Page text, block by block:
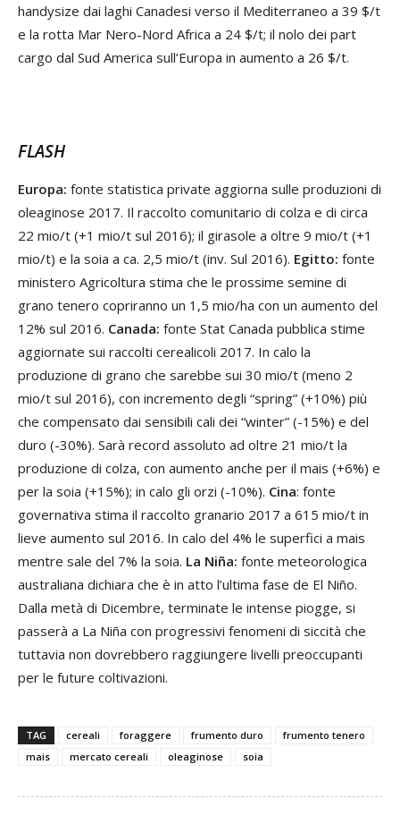
handysize dai laghi Canadesi verso il Mediterraneo a 39 $/t
e la rotta Mar Nero-Nord Africa a 24 $/t; il nolo dei part
cargo dal Sud America sull’Europa in aumento a 26 $/t.
FLASH
Europa: fonte statistica private aggiorna sulle produzioni di
oleaginose 2017. Il raccolto comunitario di colza e di circa
22 mio/t (+1 mio/t sul 2016); il girasole a oltre 9 mio/t (+1
mio/t) e la soia a ca. 2,5 mio/t (inv. Sul 2016). Egitto: fonte
ministero Agricoltura stima che le prossime semine di
grano tenero copriranno un 1,5 mio/ha con un aumento del
12% sul 2016. Canada: fonte Stat Canada pubblica stime
aggiornate sui raccolti cerealicoli 2017. In calo la
produzione di grano che sarebbe sui 30 mio/t (meno 2
mio/t sul 2016), con incremento degli “spring” (+10%) più
che compensato dai sensibili cali dei “winter” (-15%) e del
duro (-30%). Sarà record assoluto ad oltre 21 mio/t la
produzione di colza, con aumento anche per il mais (+6%) e
per la soia (+15%); in calo gli orzi (-10%). Cina: fonte
governativa stima il raccolto granario 2017 a 615 mio/t in
lieve aumento sul 2016. In calo del 4% le superfici a mais
mentre sale del 7% la soia. La Niña: fonte meteorologica
australiana dichiara che è in atto l’ultima fase de El Niño.
Dalla metà di Dicembre, terminate le intense piogge, si
passerà a La Niña con progressivi fenomeni di siccità che
tuttavia non dovrebbero raggiungere livelli preoccupanti
per le future coltivazioni.
TAG cereali foraggere frumento duro
frumento tenero
mais
mercato cereali oleaginose soia